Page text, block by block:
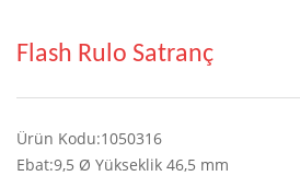
Flash Rulo Satranç
Ürün Kodu:1050316
Ebat:9,5 Ø Yükseklik 46,5 mm